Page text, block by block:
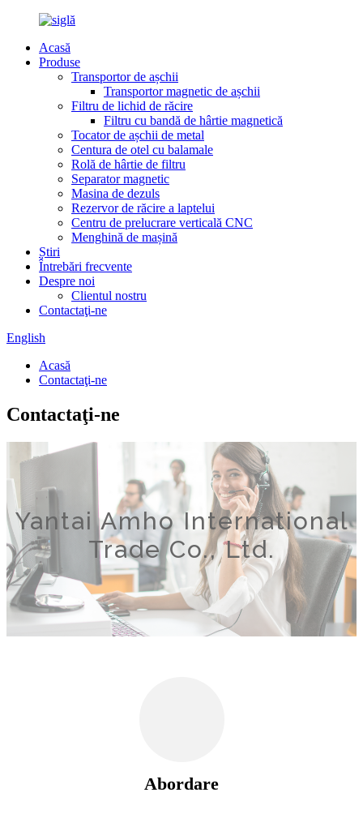
Acasă
Produse
Transportor de așchii
Transportor magnetic de așchii
Filtru de lichid de răcire
Filtru cu bandă de hârtie magnetică
Tocator de așchii de metal
Centura de otel cu balamale
Rolă de hârtie de filtru
Separator magnetic
Masina de dezuls
Rezervor de răcire a laptelui
Centru de prelucrare verticală CNC
Menghină de mașină
Știri
Întrebări frecvente
Despre noi
Clientul nostru
Contactaţi-ne
English
Acasă
Contactaţi-ne
Contactaţi-ne
Yantai Amho International
Trade Co., Ltd.
Abordare